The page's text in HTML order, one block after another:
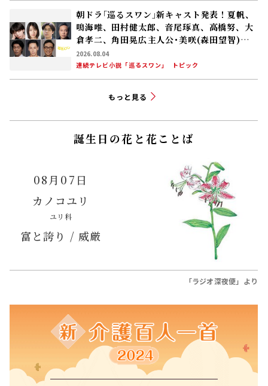
朝ドラ｢巡るスワン｣新キャスト発表！夏帆、
鳴海唯、田村健太郎、音尾琢真、高橋努、大
倉孝二、角田晃広――主人公･美咲(森田望智)が
交流する警察署の人々 2027年度前期放送
2026.08.04
連続テレビ小説「巡るスワン」
トピック
もっと見る
誕生日の花と花ことば
08月07日
カノコユリ
ユリ科
富と誇り / 威厳
「ラジオ深夜便」より